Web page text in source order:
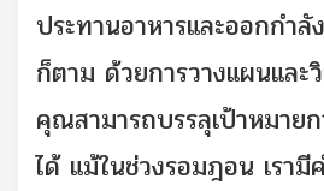
ประทานอาหารและออกกำลั
ก็ตาม ด้วยการวางแผนและ
คุณสามารถบรรลุเป้าหมาย
ได้ แม้ในช่วงรอมฎอน เรามี